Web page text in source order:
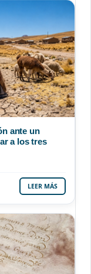
ante un
a los tres
LEER MÁS